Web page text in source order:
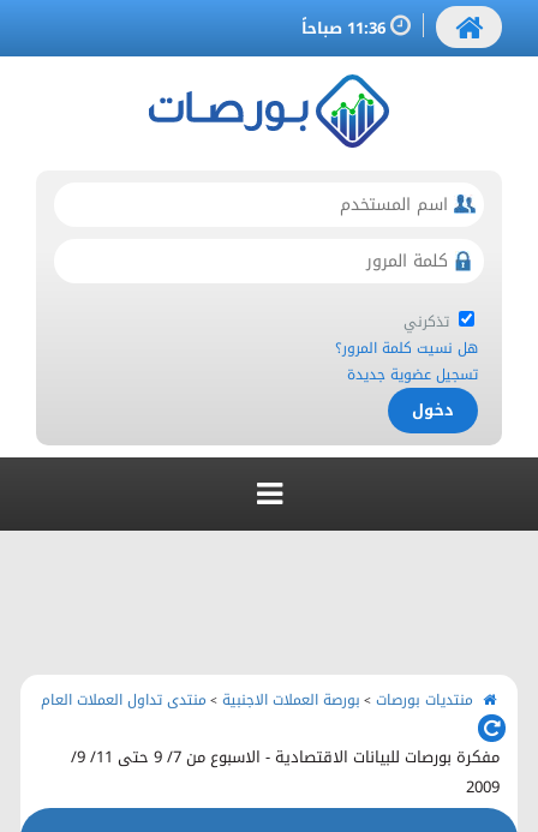
تذكرني
هل نسيت كلمة المرور؟
تسجيل عضوية جديدة
الرئيسية
منتديات بورصات > بورصة العملات الاجنبية > منتدى تداول العملات العام
مفكرة بورصات للبيانات الاقتصادية - الاسبوع من 7/ 9 حتى 11/ 9/
2009